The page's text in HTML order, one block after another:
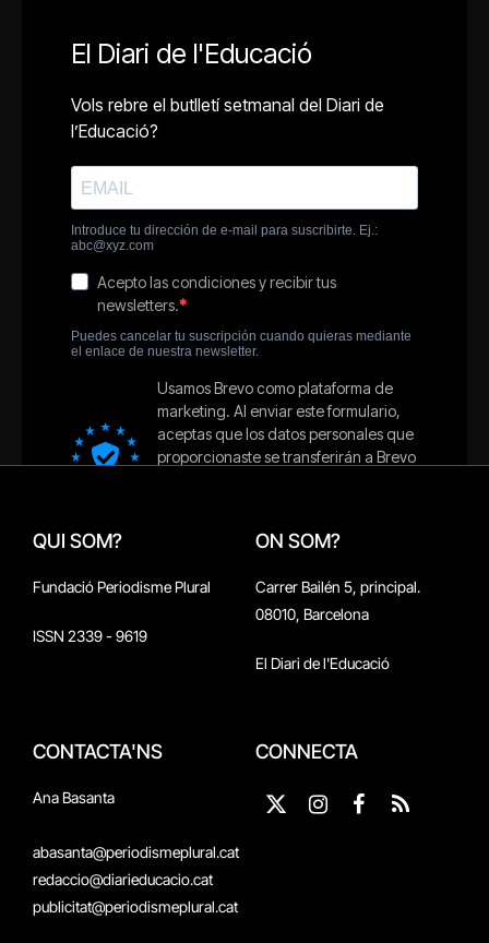
QUI SOM?
Fundació Periodisme Plural
ISSN 2339 - 9619
ON SOM?
Carrer Bailén 5, principal.
08010, Barcelona
El Diari de l'Educació
CONTACTA'NS
Ana Basanta
abasanta@periodismeplural.cat
redaccio@diarieducacio.cat
publicitat@periodismeplural.cat
CONNECTA
X
Instagram
Facebook
RSS